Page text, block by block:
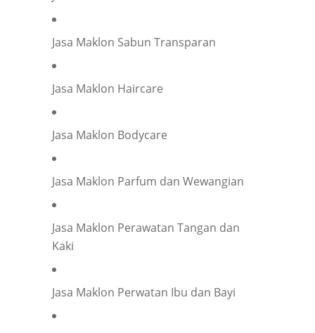
Jasa Maklon Sabun Transparan
Jasa Maklon Haircare
Jasa Maklon Bodycare
Jasa Maklon Parfum dan Wewangian
Jasa Maklon Perawatan Tangan dan
Kaki
Jasa Maklon Perwatan Ibu dan Bayi
Company representation or personal inquiry?
Company
Company Name